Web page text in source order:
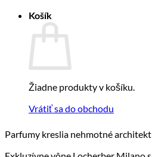
Košík
Žiadne produkty v košíku.
Vrátiť sa do obchodu
Parfumy kreslia nehmotné